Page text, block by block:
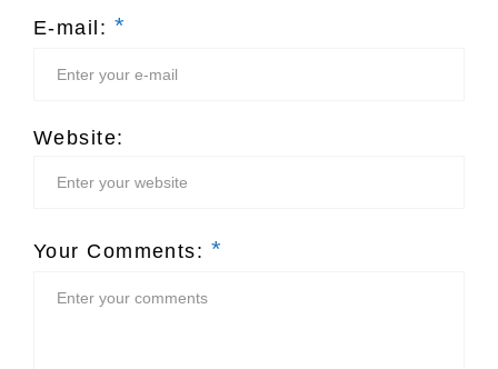
E-mail: *
Website:
Your Comments: *